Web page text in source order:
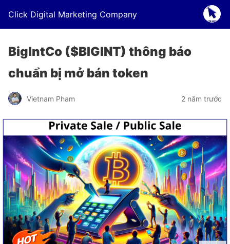
Click Digital Marketing Company
BigIntCo ($BIGINT) thông báo
chuẩn bị mở bán token
Vietnam Pham 2 năm trước